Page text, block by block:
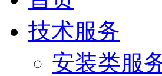
技术服务
安装类服